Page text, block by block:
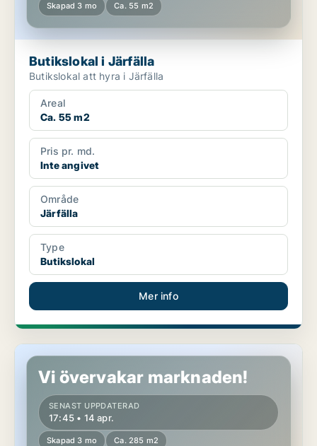
Skapad 3 mo Ca. 55 m2
Butikslokal i Järfälla
Butikslokal att hyra i Järfälla
Areal
Ca. 55 m2
Pris pr. md.
Inte angivet
Område
Järfälla
Type
Butikslokal
Mer info
Butikslokal i Eskilstuna
Vi övervakar marknaden!
SENAST UPPDATERAD
17:45 • 14 apr.
Skapad 3 mo Ca. 285 m2